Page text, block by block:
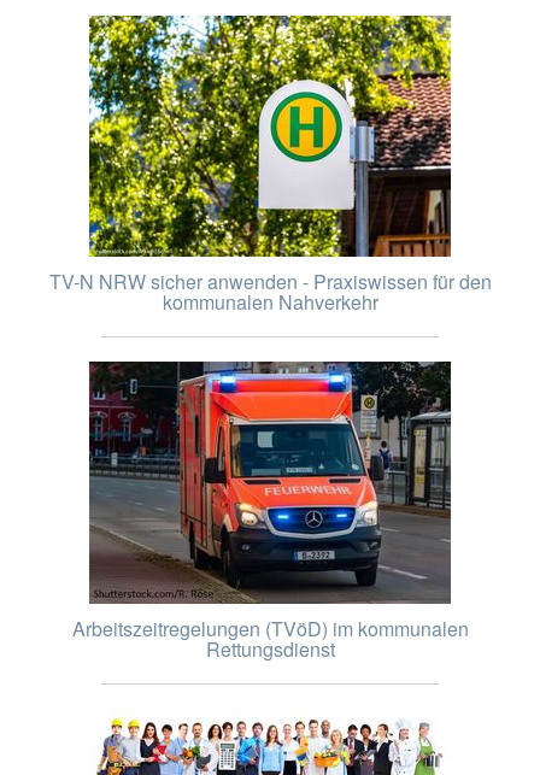
TV-N NRW sicher anwenden - Praxiswissen für den
kommunalen Nahverkehr
Arbeitszeitregelungen (TVöD) im kommunalen
Rettungsdienst